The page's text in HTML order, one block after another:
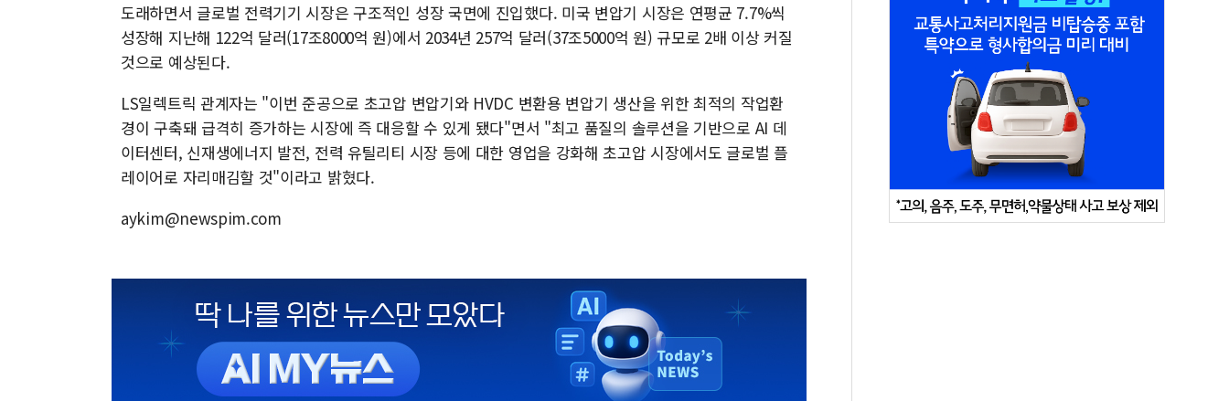
도래하면서 글로벌 전력기기 시장은 구조적인 성장 국면에 진입했다. 미국 변압기 시장은 연평균 7.7%씩
성장해 지난해 122억 달러(17조8000억 원)에서 2034년 257억 달러(37조5000억 원) 규모로 2배 이상 커질
것으로 예상된다.
LS일렉트릭 관계자는 "이번 준공으로 초고압 변압기와 HVDC 변환용 변압기 생산을 위한 최적의 작업환
경이 구축돼 급격히 증가하는 시장에 즉 대응할 수 있게 됐다"면서 "최고 품질의 솔루션을 기반으로 AI 데
이터센터, 신재생에너지 발전, 전력 유틸리티 시장 등에 대한 영업을 강화해 초고압 시장에서도 글로벌 플
레이어로 자리매김할 것"이라고 밝혔다.
aykim@newspim.com